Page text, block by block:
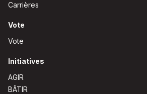
Carrières
Vote
Vote
Initiatives
AGIR
BÂTIR